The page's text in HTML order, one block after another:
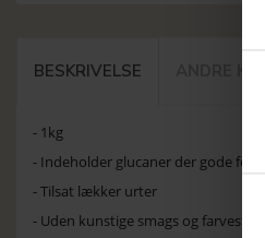
BESKRIVELSE
- 1kg
- Indeholder glucaner der gode for
- Tilsat lækker urter
- Uden kunstige smags og